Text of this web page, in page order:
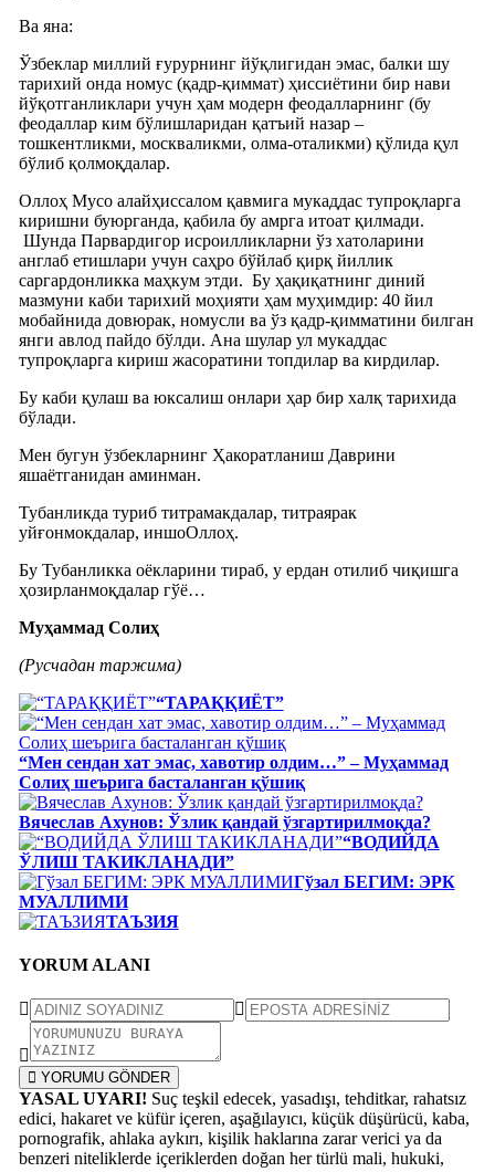
Ва яна:
Ўзбеклар миллий ғурурнинг йўқлигидан эмас, балки шу
тарихий онда номус (қадр-қиммат) ҳиссиётини бир нави
йўқотганликлари учун ҳам модерн феодалларнинг (бу
феодаллар ким бўлишларидан қатъий назар –
тошкентликми, москваликми, олма-оталикми) қўлида қул
бўлиб қолмоқдалар.
Oллоҳ Мусо алайҳиссалом қавмига мукаддас тупроқларга
киришни буюрганда, қабила бу амрга итоат қилмади.
Шунда Парвардигор исроилликларни ўз хатоларини
англаб етишлари учун саҳро бўйлаб қирқ йиллик
саргардонликка маҳкум этди. Бу ҳақиқатнинг диний
мазмуни каби тарихий моҳияти ҳам муҳимдир: 40 йил
мобайнида довюрак, номусли ва ўз қадр-қимматини билган
янги авлод пайдо бўлди. Ана шулар ул мукаддас
тупроқларга кириш жасоратини топдилар ва кирдилар.
Бу каби қулаш ва юксалиш онлари ҳар бир халқ тарихида
бўлади.
Мен бугун ўзбекларнинг Ҳакоратланиш Даврини
яшаётганидан аминман.
Тубанликда туриб титрамакдалар, титраярак
уйғонмокдалар, иншоОллоҳ.
Бу Тубанликка оёкларини тираб, у ердан отилиб чиқишга
ҳозирланмоқдалар гўё…
Муҳаммад Солиҳ
(Русчадан таржима)
“ТАРАҚҚИЁТ”
“Мен сендан хат эмас, хавотир олдим…” – Муҳаммад
Солиҳ шеърига басталанган қўшиқ
Вячеслав Ахунов: Ўзлик қандай ўзгартирилмоқда?
“ВОДИЙДА
ЎЛИШ ТАКИКЛАНАДИ”
Гўзал БЕГИМ: ЭРК
МУАЛЛИМИ
ТАЪЗИЯ
YORUM ALANI
YORUMU GÖNDER
YASAL UYARI! Suç teşkil edecek, yasadışı, tehditkar, rahatsız
edici, hakaret ve küfür içeren, aşağılayıcı, küçük düşürücü, kaba,
pornografik, ahlaka aykırı, kişilik haklarına zarar verici ya da
benzeri niteliklerde içeriklerden doğan her türlü mali, hukuki,